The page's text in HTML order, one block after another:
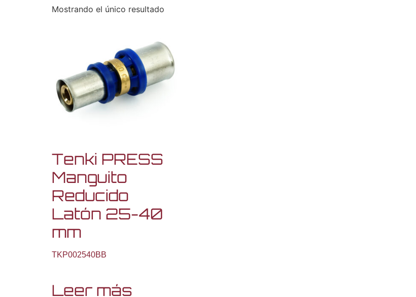
Mostrando el único resultado
Tenki PRESS
Manguito
Reducido
Latón 25-40
mm
TKP002540BB
Leer más